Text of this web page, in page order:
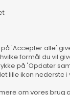
'Accepter alle'
formål du vil
på 'Opdater
lille ikon nederste
om vores brug
Lollys Laundry - CaveLL Make-Up Taske - Flower Print